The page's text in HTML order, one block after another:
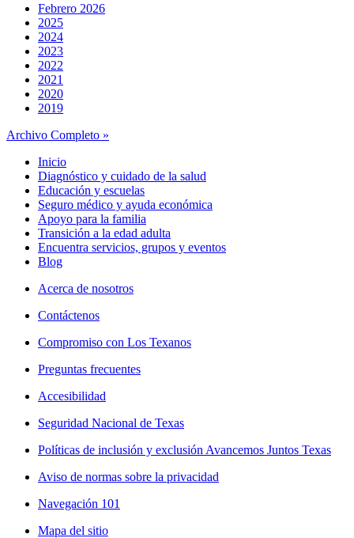
Febrero 2026
2025
2024
2023
2022
2021
2020
2019
Archivo Completo »
Inicio
Diagnóstico y cuidado de la salud
Educación y escuelas
Seguro médico y ayuda económica
Apoyo para la familia
Transición a la edad adulta
Encuentra servicios, grupos y eventos
Blog
Acerca de nosotros
Contáctenos
Compromiso con Los Texanos
Preguntas frecuentes
Accesibilidad
Seguridad Nacional de Texas
Políticas de inclusión y exclusión Avancemos Juntos Texas
Aviso de normas sobre la privacidad
Navegación 101
Mapa del sitio